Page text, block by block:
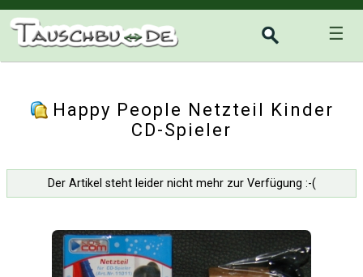
☰
Happy People Netzteil Kinder
CD-Spieler
Der Artikel steht leider nicht mehr zur Verfügung :-(